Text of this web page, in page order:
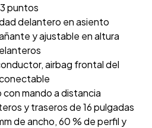
puntos
delantero en asiento
y ajustable en altura
airbag frontal del
mando a distancia
y traseros de 16 pulgadas
de ancho, 60 % de perfil y